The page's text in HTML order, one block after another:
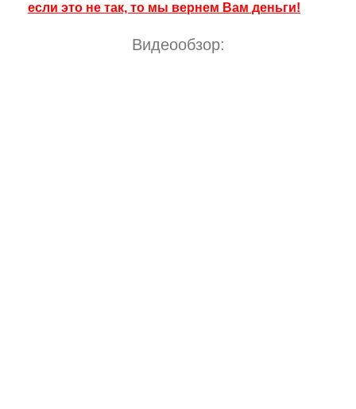
если это не так, то мы вернем Вам деньги!
Видеообзор: